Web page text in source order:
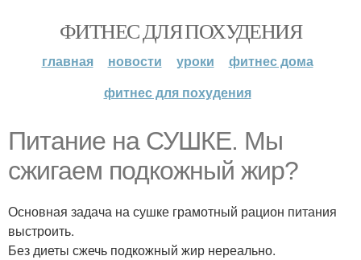
ФИТНЕС ДЛЯ ПОХУДЕНИЯ
главная новости уроки
фитнес дома
фитнес для похудения
Питание на СУШКЕ. Мы
сжигаем подкожный жир?
Основная задача на сушке грамотный рацион питания
выстроить.
Без диеты сжечь подкожный жир нереально.